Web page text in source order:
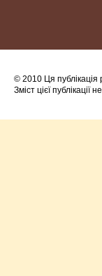
© 2010 Ця публікація
Зміст цієї